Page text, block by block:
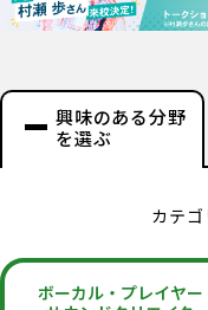
興味のある分野
を選ぶ
カテゴ
ボーカル・ プレイヤー